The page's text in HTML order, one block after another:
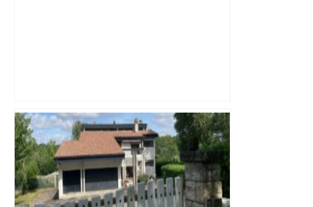
Un livreur vole 56 000 euros de colis
en un été : cet établissement renommé
de Toulouse porte plainte – Actu.fr